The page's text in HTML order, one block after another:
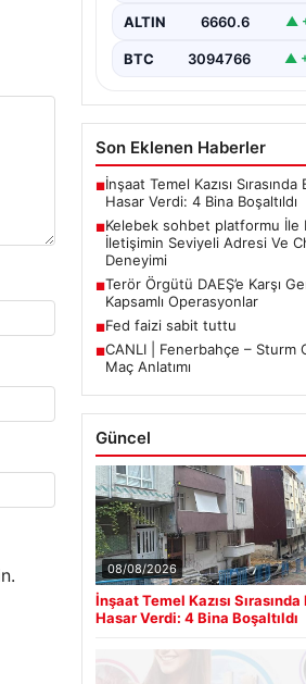
bir biçimde iletişim
Halen pek…
ALTIN 6660.6 ▲
BTC 3094766 ▲
Son Eklenen Haberler
■İnşaat Temel Kazısı Sırasında
Hasar Verdi: 4 Bina Boşaltıldı
■Kelebek sohbet platformu İle
İletişimin Seviyeli Adresi Ve
Deneyimi
■Terör Örgütü DAEŞ’e Karşı
Kapsamlı Operasyonlar
■Fed faizi sabit tuttu
■CANLI | Fenerbahçe – Sturm
Maç Anlatımı
Güncel
08/08/2026
İnşaat Temel Kazısı
Hasar Verdi: 4 Bina Boşaltıldı